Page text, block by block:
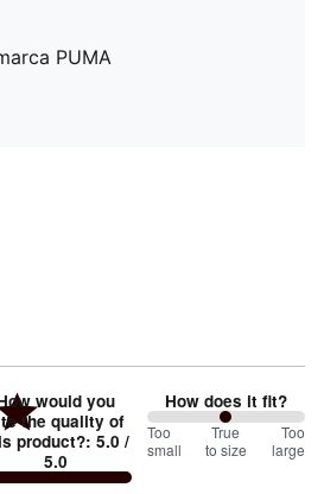
PUMA
would you
the quality of
product?: 5.0 /
5.0
How does it fit?
100
between
Too
small
True
to size
Too
large